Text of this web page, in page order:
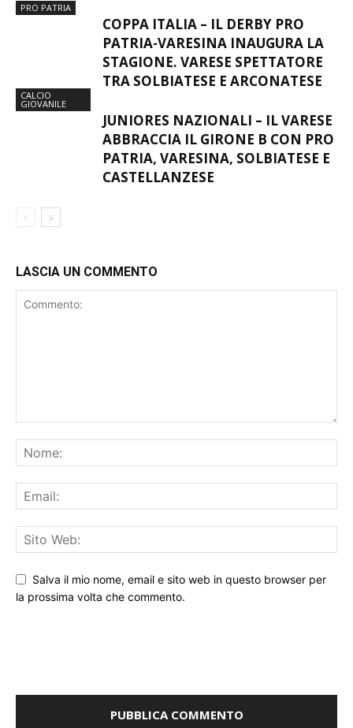
PRO PATRIA
COPPA ITALIA – IL DERBY PRO
PATRIA-VARESINA INAUGURA LA
STAGIONE. VARESE SPETTATORE
TRA SOLBIATESE E ARCONATESE
CALCIO
GIOVANILE
JUNIORES NAZIONALI – IL VARESE
ABBRACCIA IL GIRONE B CON PRO
PATRIA, VARESINA, SOLBIATESE E
CASTELLANZESE
LASCIA UN COMMENTO
Salva il mio nome, email e sito web in questo browser per
la prossima volta che commento.